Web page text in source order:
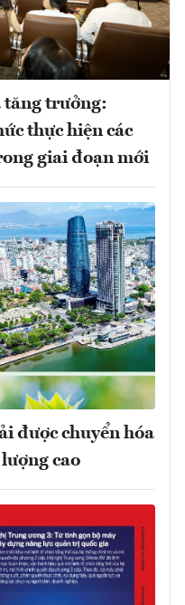
tăng trưởng:
thực hiện các
giai đoạn mới
được chuyển hóa
cao